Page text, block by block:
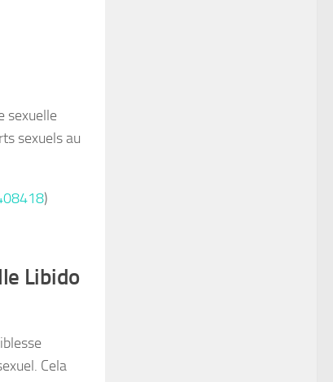
sexuelle
sexuels au
)
Libido
Cela